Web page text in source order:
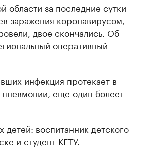
области за последние сутки
заражения коронавирусом,
двое скончались. Об
оперативный
инфекция протекает в
еще один болеет
детей: воспитанник детского
и студент КГТУ.